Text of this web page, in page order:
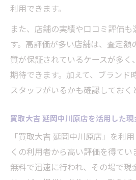
利用できます。
また、店舗の実績や口コミ評価
す。高評価が多い店舗は、査定額
質が保証されているケースが多く
期待できます。加えて、ブランド
スタッフがいるかも確認しておく
買取大吉 延岡中川原店を活用した
「買取大吉 延岡中川原店」を利
くの利用者から高い評価を得て
無料で迅速に行われ、その場で現